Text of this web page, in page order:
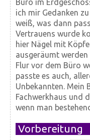
Büro im
ich mir Gedanken
weiß, was dann
Vertrauens wurde
hier Nägel mit
ausgeräumt werden
Flur vor dem Büro
passte es auch,
Unbekannten. Mein
Fachwerkhaus und
wenn man
Vorbereitung